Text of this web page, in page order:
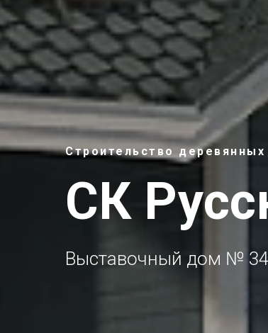
Строительство
СК
Выставочный дом №